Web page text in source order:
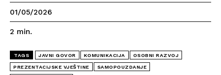
01/05/2026
2 min.
TAGS JAVNI GOVOR KOMUNIKACIJA OSOBNI RAZVOJ
PREZENTACIJSKE VJEŠTINE SAMOPOUZDANJE